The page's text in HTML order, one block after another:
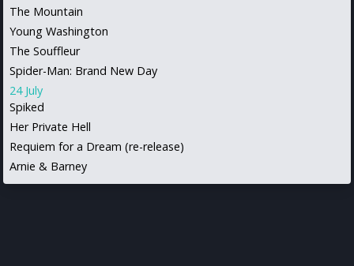
The Mountain
Young Washington
The Souffleur
Spider-Man: Brand New Day
24 July
Spiked
Her Private Hell
Requiem for a Dream (re-release)
Arnie & Barney